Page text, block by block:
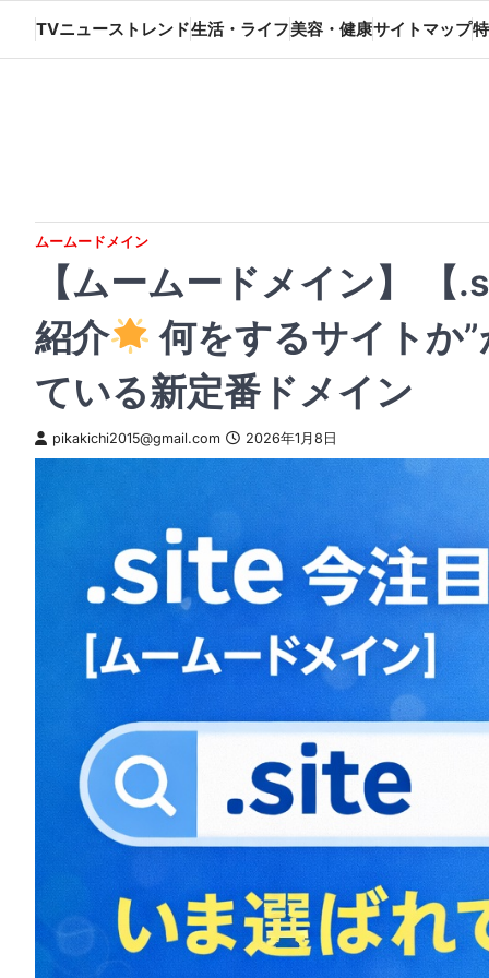
content
TVニューストレンド生活・ライフ美容・健康サイトマップ
ムームードメイン
【ムームードメイン】
紹介
何をするサイトか
ている新定番ドメイン
pikakichi2015@gmail.com 2026年1月8日